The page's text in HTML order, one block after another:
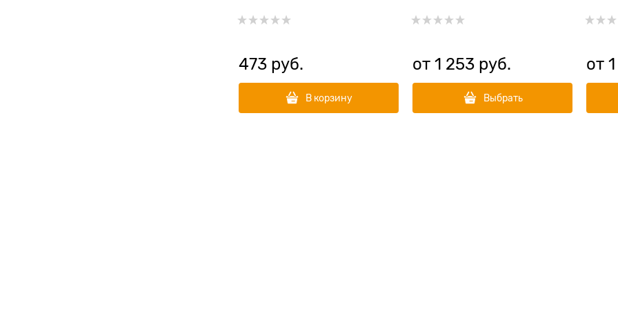
473 руб.
В корзину
от 1 253 руб.
Выбрать
от